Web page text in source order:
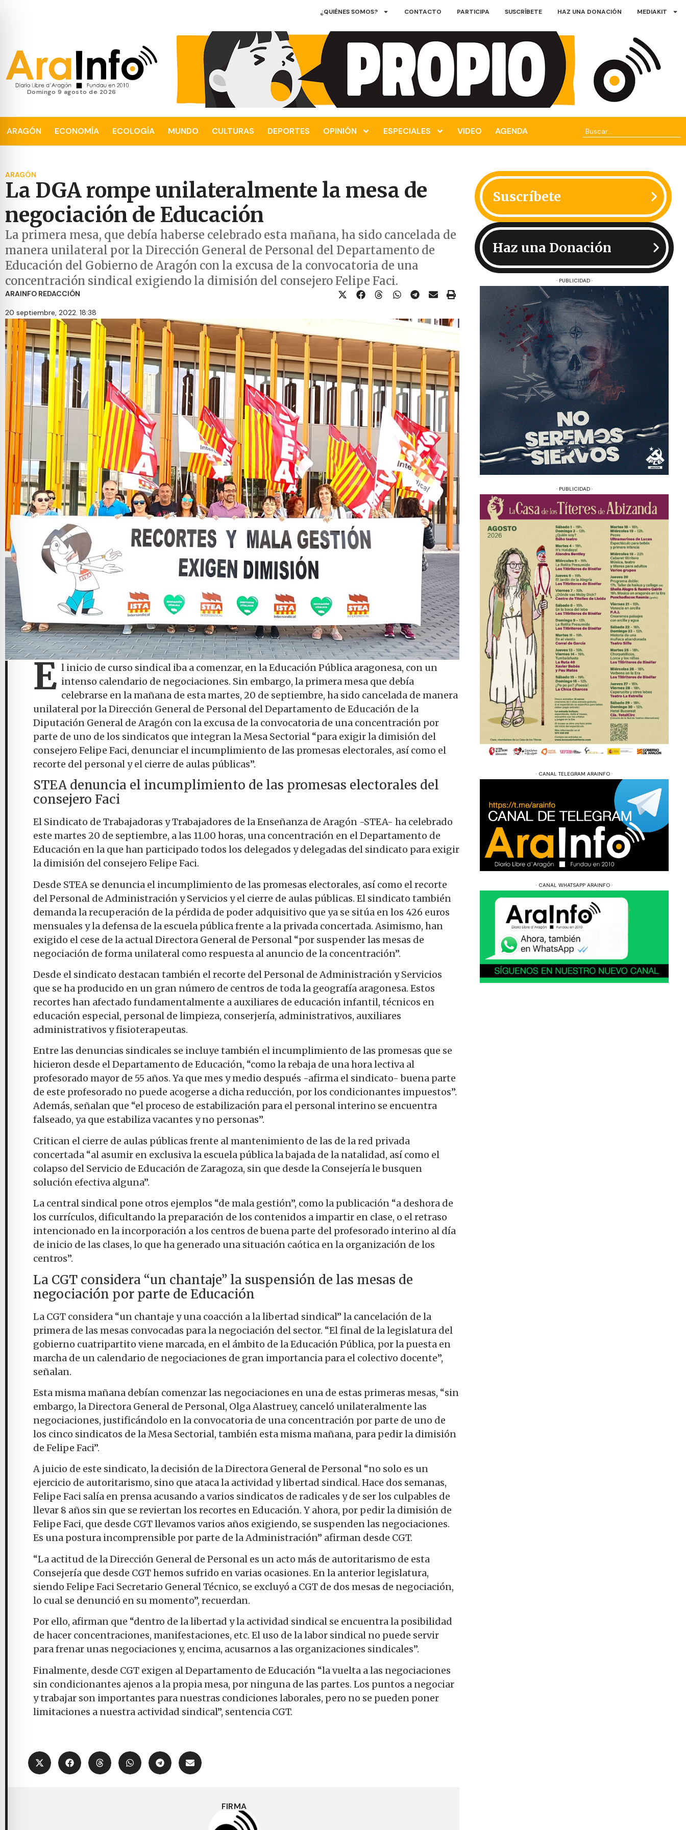
¿QUIÉNES SOMOS? CONTACTO PARTICIPA SUSCRÍBETE HAZ UNA DONACIÓN MEDIAKIT
domingo 9 agosto de 2026
ARAGÓN ECONOMÍA ECOLOGÍA MUNDO CULTURAS DEPORTES OPINIÓN ESPECIALES VIDEO AGENDA
ARAGÓN
La DGA rompe unilateralmente la mesa de
negociación de Educación
La primera mesa, que debía haberse celebrado esta mañana, ha sido cancelada de
manera unilateral por la Dirección General de Personal del Departamento de
Educación del Gobierno de Aragón con la excusa de la convocatoria de una
concentración sindical exigiendo la dimisión del consejero Felipe Faci.
ARAINFO REDACCIÓN
20 septiembre, 2022. 18:38
E l inicio de curso sindical iba a comenzar, en la Educación Pública aragonesa, con un
intenso calendario de negociaciones. Sin embargo, la primera mesa que debía
celebrarse en la mañana de esta martes, 20 de septiembre, ha sido cancelada de manera
unilateral por la Dirección General de Personal del Departamento de Educación de la
Diputación General de Aragón con la excusa de la convocatoria de una concentración por
parte de uno de los sindicatos que integran la Mesa Sectorial “para exigir la dimisión del
consejero Felipe Faci, denunciar el incumplimiento de las promesas electorales, así como el
recorte del personal y el cierre de aulas públicas”.
STEA denuncia el incumplimiento de las promesas electorales del
consejero Faci
El Sindicato de Trabajadoras y Trabajadores de la Enseñanza de Aragón -STEA- ha celebrado
este martes 20 de septiembre, a las 11.00 horas, una concentración en el Departamento de
Educación en la que han participado todos los delegados y delegadas del sindicato para exigir
la dimisión del consejero Felipe Faci.
Desde STEA se denuncia el incumplimiento de las promesas electorales, así como el recorte
del Personal de Administración y Servicios y el cierre de aulas públicas. El sindicato también
demanda la recuperación de la pérdida de poder adquisitivo que ya se sitúa en los 426 euros
mensuales y la defensa de la escuela pública frente a la privada concertada. Asimismo, han
exigido el cese de la actual Directora General de Personal “por suspender las mesas de
negociación de forma unilateral como respuesta al anuncio de la concentración”.
Desde el sindicato destacan también el recorte del Personal de Administración y Servicios
que se ha producido en un gran número de centros de toda la geografía aragonesa. Estos
recortes han afectado fundamentalmente a auxiliares de educación infantil, técnicos en
educación especial, personal de limpieza, conserjería, administrativos, auxiliares
administrativos y fisioterapeutas.
Entre las denuncias sindicales se incluye también el incumplimiento de las promesas que se
hicieron desde el Departamento de Educación, “como la rebaja de una hora lectiva al
profesorado mayor de 55 años. Ya que mes y medio después -afirma el sindicato- buena parte
de este profesorado no puede acogerse a dicha reducción, por los condicionantes impuestos”.
Además, señalan que “el proceso de estabilización para el personal interino se encuentra
falseado, ya que estabiliza vacantes y no personas”.
Critican el cierre de aulas públicas frente al mantenimiento de las de la red privada
concertada “al asumir en exclusiva la escuela pública la bajada de la natalidad, así como el
colapso del Servicio de Educación de Zaragoza, sin que desde la Consejería le busquen
solución efectiva alguna”.
La central sindical pone otros ejemplos “de mala gestión”, como la publicación “a deshora de
los currículos, dificultando la preparación de los contenidos a impartir en clase, o el retraso
intencionado en la incorporación a los centros de buena parte del profesorado interino al día
de inicio de las clases, lo que ha generado una situación caótica en la organización de los
centros”.
La CGT considera “un chantaje” la suspensión de las mesas de
negociación por parte de Educación
La CGT considera “un chantaje y una coacción a la libertad sindical” la cancelación de la
primera de las mesas convocadas para la negociación del sector. “El final de la legislatura del
gobierno cuatripartito viene marcada, en el ámbito de la Educación Pública, por la puesta en
marcha de un calendario de negociaciones de gran importancia para el colectivo docente”,
señalan.
Esta misma mañana debían comenzar las negociaciones en una de estas primeras mesas, “sin
embargo, la Directora General de Personal, Olga Alastruey, canceló unilateralmente las
negociaciones, justificándolo en la convocatoria de una concentración por parte de uno de
los cinco sindicatos de la Mesa Sectorial, también esta misma mañana, para pedir la dimisión
de Felipe Faci”.
A juicio de este sindicato, la decisión de la Directora General de Personal “no solo es un
ejercicio de autoritarismo, sino que ataca la actividad y libertad sindical. Hace dos semanas,
Felipe Faci salía en prensa acusando a varios sindicatos de radicales y de ser los culpables de
llevar 8 años sin que se reviertan los recortes en Educación. Y ahora, por pedir la dimisión de
Felipe Faci, que desde CGT llevamos varios años exigiendo, se suspenden las negociaciones.
Es una postura incomprensible por parte de la Administración” afirman desde CGT.
“La actitud de la Dirección General de Personal es un acto más de autoritarismo de esta
Consejería que desde CGT hemos sufrido en varias ocasiones. En la anterior legislatura,
siendo Felipe Faci Secretario General Técnico, se excluyó a CGT de dos mesas de negociación,
lo cual se denunció en su momento”, recuerdan.
Por ello, afirman que “dentro de la libertad y la actividad sindical se encuentra la posibilidad
de hacer concentraciones, manifestaciones, etc. El uso de la labor sindical no puede servir
para frenar unas negociaciones y, encima, acusarnos a las organizaciones sindicales”.
Finalmente, desde CGT exigen al Departamento de Educación “la vuelta a las negociaciones
sin condicionantes ajenos a la propia mesa, por ninguna de las partes. Los puntos a negociar
y trabajar son importantes para nuestras condiciones laborales, pero no se pueden poner
limitaciones a nuestra actividad sindical”, sentencia CGT.
FIRMA
Suscríbete
Haz una Donación
· PUBLICIDAD ·
· PUBLICIDAD ·
· CANAL TELEGRAM ARAINFO ·
· CANAL WHATSAPP ARAINFO ·